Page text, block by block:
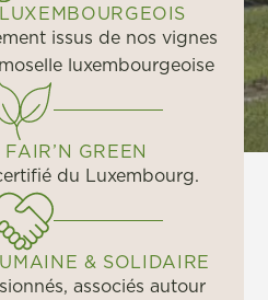
issus de nos vignes
luxembourgeoise
GREEN
du Luxembourg.
& SOLIDAIRE
associés autour